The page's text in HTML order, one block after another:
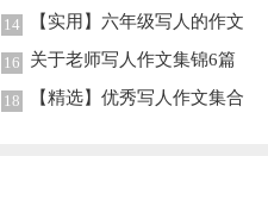
九篇
14
【实用】六年级写人的作文
汇编5篇
16 关于老师写人作文集锦6篇
18
【精选】优秀写人作文集合